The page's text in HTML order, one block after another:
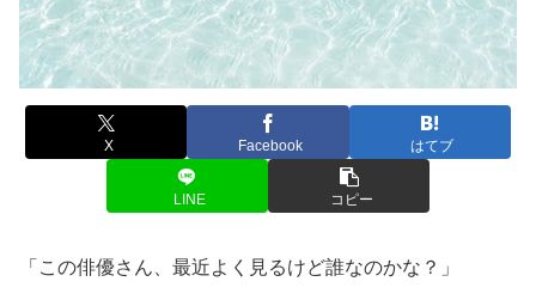
X Facebook はてブ
LINE コピー
「この俳優さん、最近よく見るけど誰なのかな？」